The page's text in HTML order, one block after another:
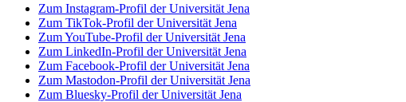
Zum Instagram-Profil der Universität Jena
Zum TikTok-Profil der Universität Jena
Zum YouTube-Profil der Universität Jena
Zum LinkedIn-Profil der Universität Jena
Zum Facebook-Profil der Universität Jena
Zum Mastodon-Profil der Universität Jena
Zum Bluesky-Profil der Universität Jena